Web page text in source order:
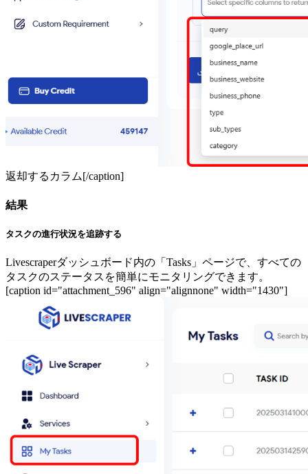
返却するカラム[/caption]
結果
タスクの進行状況を追跡する
Livescraperダッシュボード内の「Tasks」ページで、すべての
タスクのステータスを簡単にモニタリングできます。
[caption id="attachment_596" align="alignnone" width="1430"]